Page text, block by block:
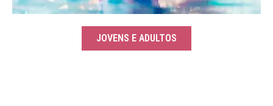
JOVENS E ADULTOS